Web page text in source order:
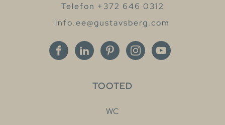
Telefon +372 646 0312
info.ee@gustavsberg.com
TOOTED
WC